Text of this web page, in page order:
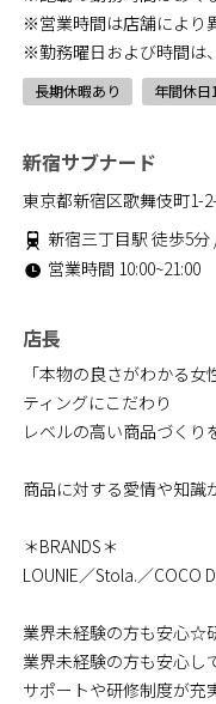
※営業時間は店舗により
※勤務曜日および時間は
長期休暇あり 年間休
新宿サブナード
東京都新宿区歌舞伎町1-
新宿三丁目駅 徒歩5
営業時間 10:00~21:00
店長
「本物の良さがわかる
ティングにこだわり
レベルの高い商品づくり
商品に対する愛情や知識
＊BRANDS＊
LOUNIE／Stola.／COCO
業界未経験の方も安心☆
業界未経験の方も安心し
サポートや研修制度が充